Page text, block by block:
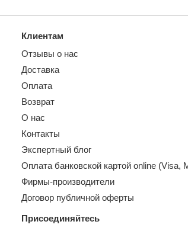
Клиентам
Отзывы о нас
Доставка
Оплата
Возврат
О нас
Контакты
Экспертный блог
Оплата банковской картой online (Visa,
Фирмы-производители
Договор публичной оферты
Присоединяйтесь